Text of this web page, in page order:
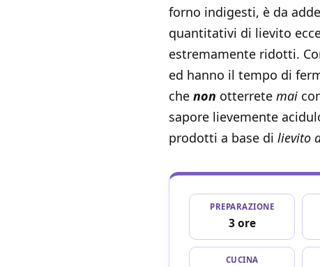
forno indigesti, è da
quantitativi di lievito
estremamente ridotti.
ed hanno il tempo di
che non otterrete mai
sapore lievemente
prodotti a base di lievito
PREPARAZIONE
3 ore
CUCINA